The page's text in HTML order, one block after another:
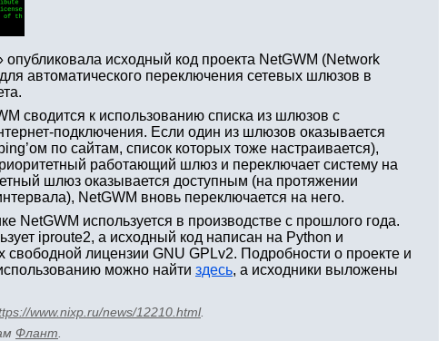
исходный код проекта NetGWM (Network
автоматического переключения сетевых шлюзов в
сводится к использованию списка из шлюзов с
подключения. Если один из шлюзов оказывается
по сайтам, список которых тоже настраивается),
работающий шлюз и переключает систему на
шлюз оказывается доступным (на протяжении
NetGWM вновь переключается на него.
NetGWM используется в производстве с прошлого года.
iproute2, а исходный код написан на Python и
свободной лицензии GNU GPLv2. Подробности о проекте и
можно найти здесь, а исходники выложены
www.nixp.ru/news/12210.html.
Флант